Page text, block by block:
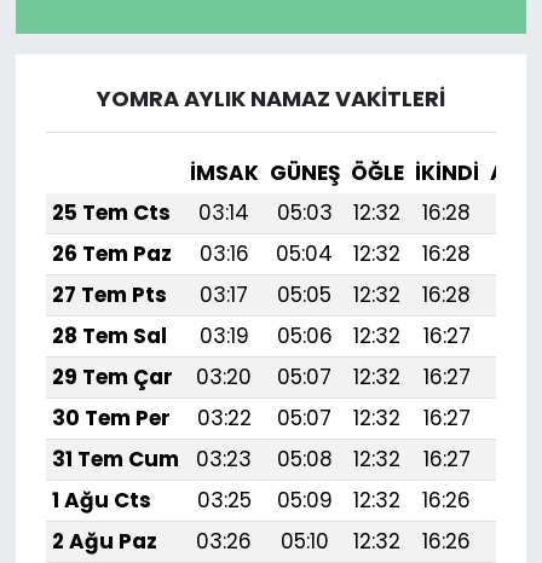
YOMRA AYLIK NAMAZ VAKITLERI
İMSAK GÜNEŞ ÖĞLE İKINDI
25 Tem Cts
03:14 05:03 12:32 16:28
26 Tem Paz
03:16 05:04 12:32 16:28
27 Tem Pts
03:17 05:05 12:32 16:28
28 Tem Sal
03:19 05:06 12:32 16:27
29 Tem Çar
03:20 05:07 12:32 16:27
30 Tem Per
03:22 05:07 12:32 16:27
31 Tem Cum
03:23 05:08 12:32 16:27
1 Ağu Cts
03:25 05:09 12:32 16:26
2 Ağu Paz
03:26 05:10 12:32 16:26